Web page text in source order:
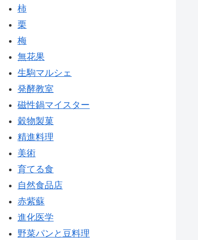
柿
栗
梅
無花果
生駒マルシェ
発酵教室
磁性鍋マイスター
穀物製菓
精進料理
美術
育てる食
自然食品店
赤紫蘇
進化医学
野菜パンと豆料理